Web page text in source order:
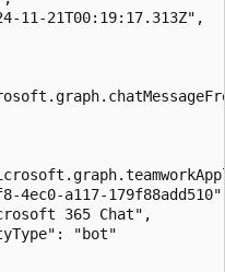
11-21T00:19:17.313Z",
4ec0-a117-
365 Chat",
"bot"